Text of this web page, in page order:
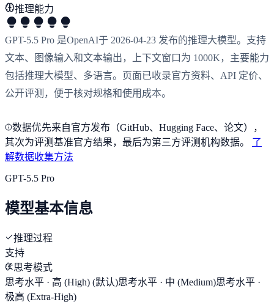
推理能力
GPT-5.5 Pro 是OpenAI于 2026-04-23 发布的推理大模型。支持
文本、图像输入和文本输出，上下文窗口为 1000K，主要能力
包括推理大模型、多语言。页面已收录官方资料、API 定价、
公开评测，便于核对规格和使用成本。
数据优先来自官方发布（GitHub、Hugging Face、论文），
其次为评测基准官方结果，最后为第三方评测机构数据。
了
解数据收集方法
GPT-5.5 Pro
模型基本信息
推理过程
支持
思考模式
思考水平 · 高 (High) (默认)思考水平 · 中 (Medium)思考水平 ·
极高 (Extra-High)